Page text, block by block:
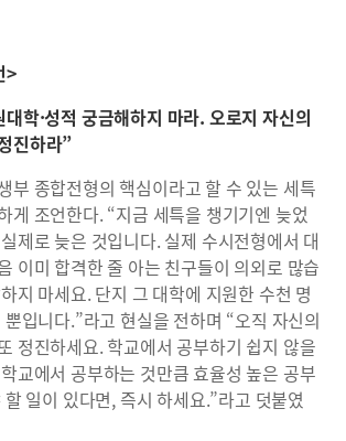
>
학·성적 궁금해하지 마라. 오로지 자신의
진하라”
부 종합전형의 핵심이라고 할 수 있는 세특
게 조언한다. “지금 세특을 챙기기엔 늦었
제로 늦은 것입니다. 실제 수시전형에서 대
이미 합격한 줄 아는 친구들이 의외로 많습
지 마세요. 단지 그 대학에 지원한 수천 명
입니다.”라고 현실을 전하며 “오직 자신의
정진하세요. 학교에서 공부하기 쉽지 않을
교에서 공부하는 것만큼 효율성 높은 공부
일이 있다면, 즉시 하세요.”라고 덧붙였